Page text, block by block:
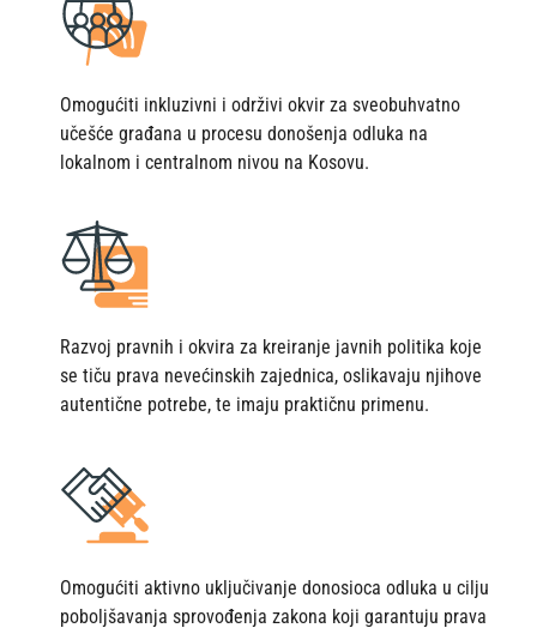
Omogućiti inkluzivni i održivi okvir za sveobuhvatno
učešće građana u procesu donošenja odluka na
lokalnom i centralnom nivou na Kosovu.
Razvoj pravnih i okvira za kreiranje javnih politika koje
se tiču prava nevećinskih zajednica, oslikavaju njihove
autentične potrebe, te imaju praktičnu primenu.
Omogućiti aktivno uključivanje donosioca odluka u cilju
poboljšavanja sprovođenja zakona koji garantuju prava